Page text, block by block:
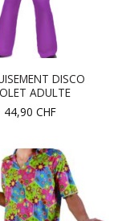
DISCO
ADULTE
44,90 CHF